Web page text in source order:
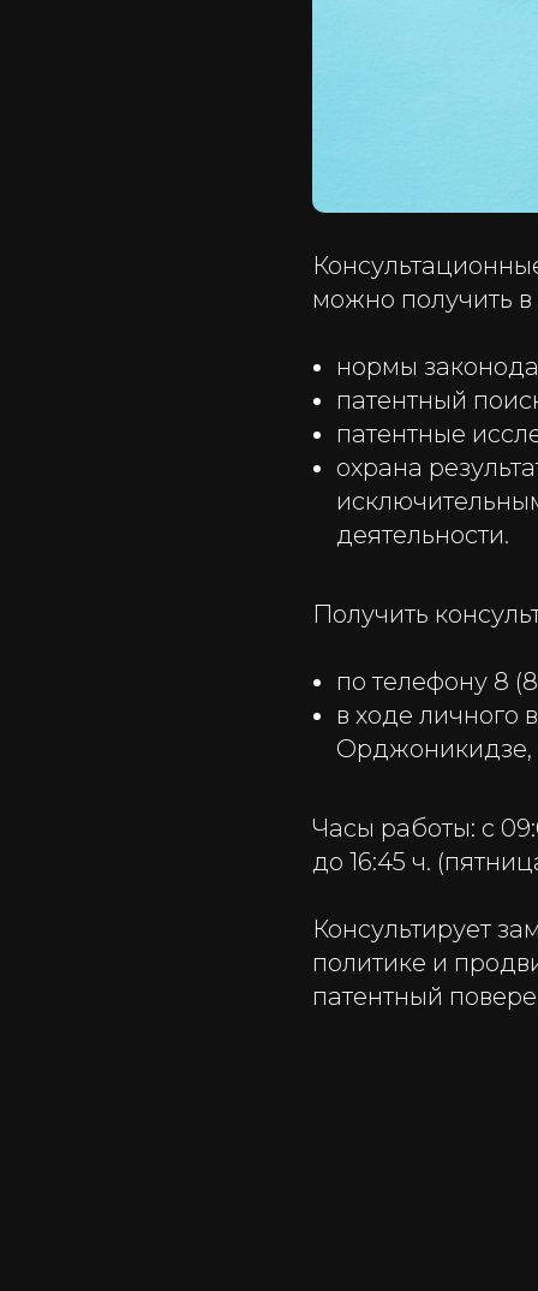
можно получить
нормы
патентный
патентные
охрана
деятельности.
Получить
по телефону 8
в ходе личного
Орджоникидзе,
Часы работы: с
до 16:45 ч.
Консультирует
политике и
патентный